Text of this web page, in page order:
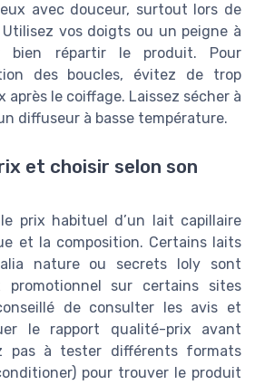
avec douceur, surtout lors de
vos doigts ou un peigne à
bien répartir le produit. Pour
des boucles, évitez de trop
après le coiffage. Laissez sécher à
diffuseur à basse température.
et choisir selon son
prix habituel d’un lait capillaire
et la composition. Certains laits
nature ou secrets loly sont
promotionnel sur certains sites
de consulter les avis et
le rapport qualité-prix avant
pas à tester différents formats
pour trouver le produit